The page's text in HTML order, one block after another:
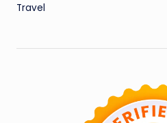
Travel